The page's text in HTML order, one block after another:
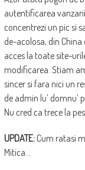
autentificarea
concentrezi un pic si
de-acolosa, din
acces la toate site-
modificarea. Stiam
sincer si fara nici un
de admin lu’ domnu’
Nu cred ca trece la
UPDATE: Cum ratasi
Mitica…